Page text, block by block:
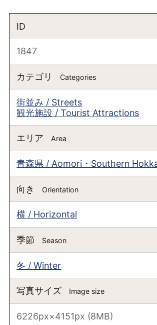
ID
1847
カテゴリ Categories
街並み / Streets
観光施設 / Tourist Attractions
エリア Area
青森県 / Aomori・Southern
向き Orientation
横 / Horizontal
季節 Season
冬 / Winter
写真サイズ Image size
6226px×4151px (8MB)